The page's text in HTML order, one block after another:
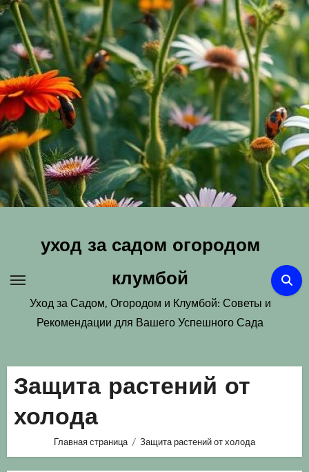
Перейти
к
содержимому
уход за садом огородом
клумбой
Уход за Садом, Огородом и Клумбой: Советы и
Рекомендации для Вашего Успешного Сада
Защита растений от
холода
Главная страница Защита растений от холода